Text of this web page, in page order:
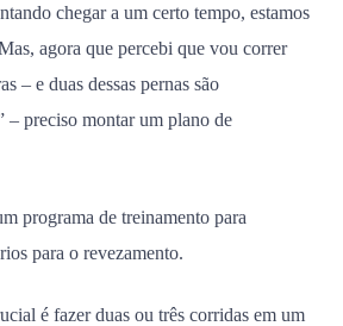
chegar a um certo tempo, estamos
agora que percebi que vou correr
– e duas dessas pernas são
– preciso montar um plano de
programa de treinamento para
para o revezamento.
é fazer duas ou três corridas em um